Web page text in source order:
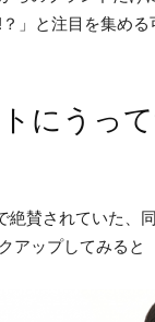
？」と注目を集め
にうっ
賛されていた、
アップしてみると